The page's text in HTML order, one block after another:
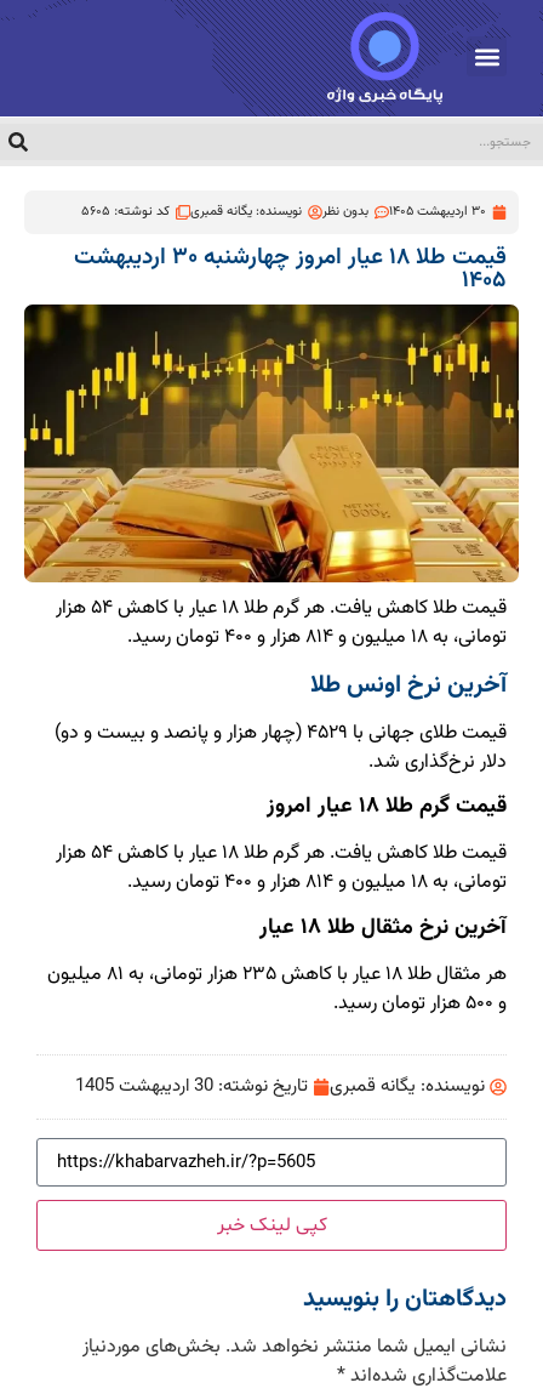
30 اردیبهشت 1405 بدون نظر نویسنده:یگانه قمبری کد نوشته: 5605
قیمت طلا ۱۸ عیار امروز چهارشنبه ۳۰ اردیبهشت
۱۴۰۵
قیمت طلا کاهش یافت. هر گرم طلا ۱۸ عیار با کاهش ۵۴ هزار
تومانی، به ۱۸ میلیون و ۸۱۴ هزار و ۴۰۰ تومان رسید.
آخرین نرخ اونس طلا
قیمت طلای جهانی با ۴۵۲۹ (چهار هزار و پانصد و بیست و دو)
دلار نرخ‌گذاری شد.
قیمت گرم طلا ۱۸ عیار امروز
قیمت طلا کاهش یافت. هر گرم طلا ۱۸ عیار با کاهش ۵۴ هزار
تومانی، به ۱۸ میلیون و ۸۱۴ هزار و ۴۰۰ تومان رسید.
آخرین نرخ مثقال طلا ۱۸ عیار
هر مثقال طلا ۱۸ عیار با کاهش ۲۳۵ هزار تومانی، به ۸۱ میلیون
و ۵۰۰ هزار تومان رسید‌.
نویسنده: یگانه قمبری تاریخ نوشته: 30 اردیبهشت 1405
کپی لینک خبر
دیدگاهتان را بنویسید
نشانی ایمیل شما منتشر نخواهد شد. بخش‌های موردنیاز
علامت‌گذاری شده‌اند*